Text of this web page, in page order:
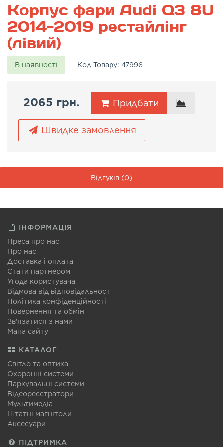
Корпус фари Audi Q3 8U
2014-2019 рестайлінг
(лівий)
В наявності Код Товару: 47996
2065 грн. Придбати
Швидке замовлення
Відгуків (0)
ІНФОРМАЦІЯ
Преса про нас
Про нас
Доставка і оплата
Стати партнером
Угода користувача
Відмова від відповідальності
Політика конфіденційності
Повернення та обмін
Зв'язатися з нами
Мапа сайту
КАТАЛОГ
Світло та оптика
Охоронні системи
Паркувальні системи
Відеореєстратори
Мультимедіа
Штатні магнітоли
Аксесуари
ПІДТРИМКА